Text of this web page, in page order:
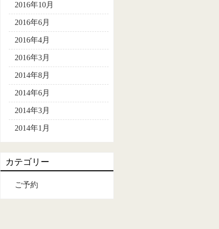
2016年10月
2016年6月
2016年4月
2016年3月
2014年8月
2014年6月
2014年3月
2014年1月
カテゴリー
ご予約